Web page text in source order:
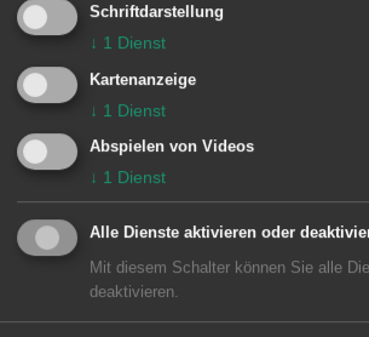
WEST mit den
Holzbaur und Rosemarie
Die nächste Sitzung der
findet am Dienstag, 17.
18 Uhr in den
Jugendtreffs im
statt. Dort wird auch die
des WestAagend
Interessierte sind herzlich
Schriftdarstellung
↓ 1 Dienst
Kartenanzeige
↓ 1 Dienst
Abspielen von Videos
↓ 1 Dienst
Alle Dienste aktivieren oder
Mit diesem Schalter können Sie alle
deaktivieren.